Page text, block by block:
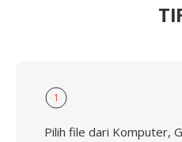
1
Pilih file dari Komputer,